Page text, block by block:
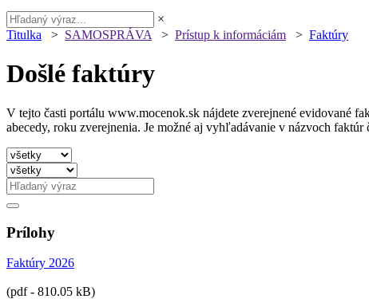
×
Titulka > SAMOSPRÁVA > Prístup k informáciám > Faktúry
Došlé faktúry
V tejto časti portálu www.mocenok.sk nájdete zverejnené evidované
abecedy, roku zverejnenia. Je možné aj vyhľadávanie v názvoch
Prílohy
Faktúry 2026
(pdf - 810.05 kB)